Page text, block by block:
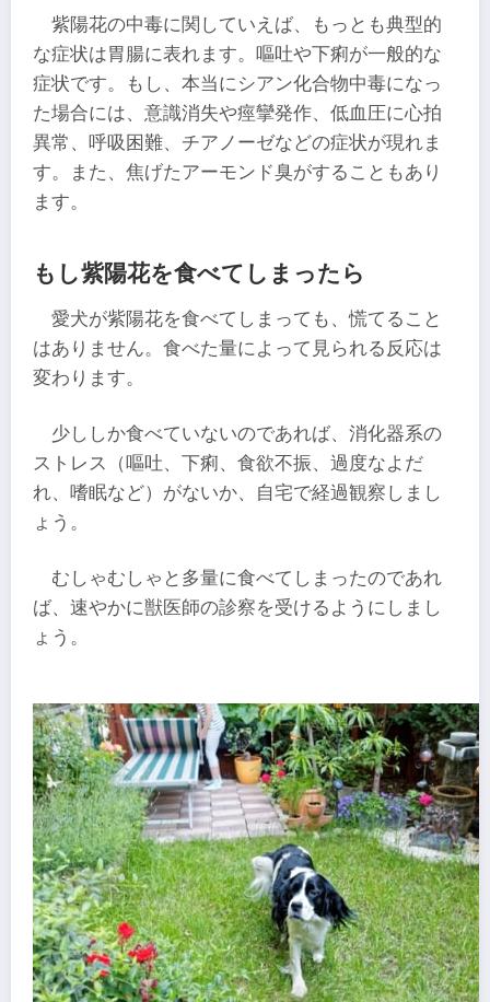
紫陽花の中毒に関していえば、もっとも典型的
な症状は胃腸に表れます。嘔吐や下痢が一般的な
症状です。もし、本当にシアン化合物中毒になっ
た場合には、意識消失や痙攣発作、低血圧に心拍
異常、呼吸困難、チアノーゼなどの症状が現れま
す。また、焦げたアーモンド臭がすることもあり
ます。
もし紫陽花を食べてしまったら
愛犬が紫陽花を食べてしまっても、慌てること
はありません。食べた量によって見られる反応は
変わります。
少ししか食べていないのであれば、消化器系の
ストレス（嘔吐、下痢、食欲不振、過度なよだ
れ、嗜眠など）がないか、自宅で経過観察しまし
ょう。
むしゃむしゃと多量に食べてしまったのであれ
ば、速やかに獣医師の診察を受けるようにしまし
ょう。